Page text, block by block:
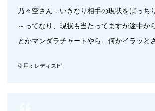
乃々空さん…いきなり相手の現状をばっち
～ってなり、現状も当たってますが途中か
とかマンダラチャートやら…何かイラッと
引用：レディスピ